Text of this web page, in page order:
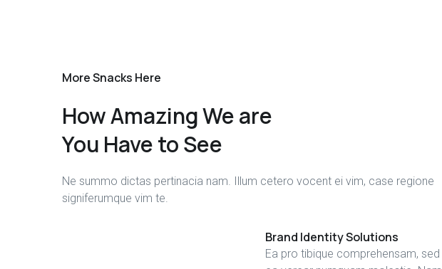
More Snacks Here
How Amazing We are
You Have to See
Ne summo dictas pertinacia nam. Illum cetero vocent ei vim, case regione
signiferumque vim te.
Brand Identity Solutions
Ea pro tibique comprehensam, sed